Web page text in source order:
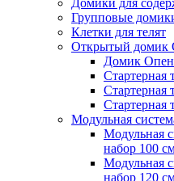
Домики для
Групповые
Клетки для телят
Открытый домик
Домик Опен
Стартерная
Стартерная
Стартерная
Модульная
Модульная
набор 100
Модульная
набор 120